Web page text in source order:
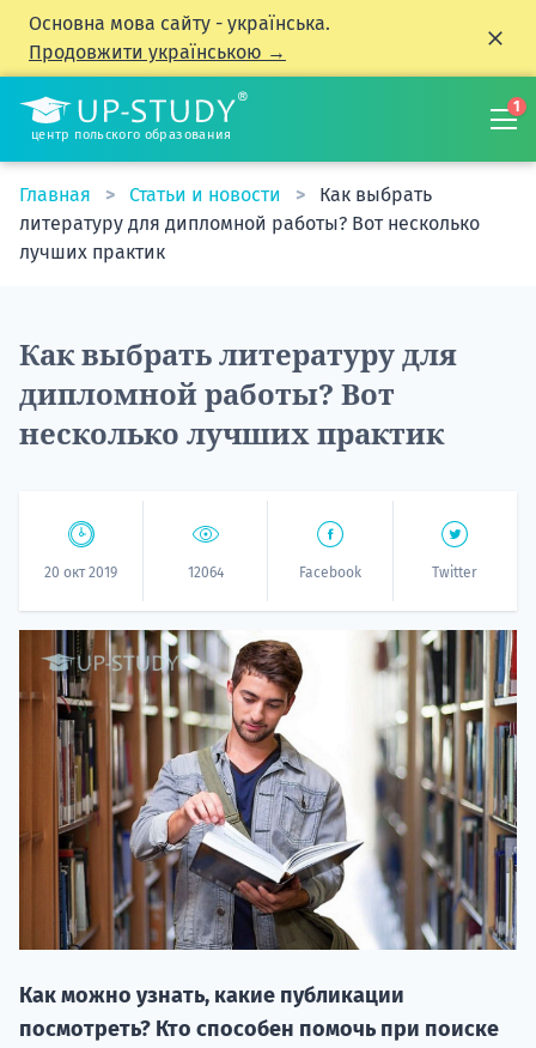
Основна мова сайту - українська.
Продовжити українською →
центр польского образования
1
Главная Статьи и новости
Как выбрать
литературу для дипломной работы? Вот несколько
лучших практик
Как выбрать литературу для
дипломной работы? Вот
несколько лучших практик
20 окт 2019 12064 Facebook Twitter
Как можно узнать, какие публикации
посмотреть? Кто способен помочь при поиске
20.09